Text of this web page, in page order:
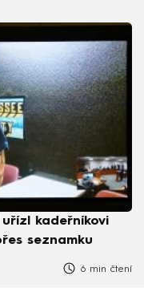
kadeřníkovi
seznamku
6 min čtení